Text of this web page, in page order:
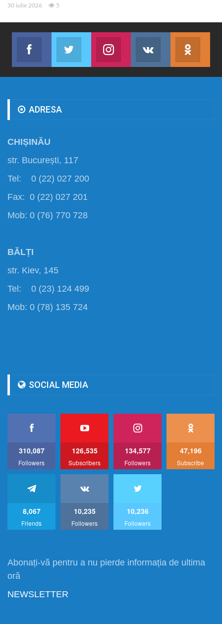
30 iulie 2026 5
Facebook
Abonează-te
Twitter
Join us on TwitterJoin us on Instagram
Abonează-te
ADRESA
CHIȘINĂU
str. București, 117
Tel: 0 (22) 027 200
Fax: 0 (22) 027 201
Mob: 0 (76) 770 728
BĂLȚI
str. Kiev, 145
Tel: 0 (23) 124 499
Mob: 0 (78) 135 724
SOCIAL MEDIA
310,087
Followers
126,535
Subscribers
134,577
Followers
47,196
Subscribe
8,067
Friends
10,235
Followers
10,236
Followers
Abonați-vă pentru a nu pierde informația de ultima
oră
NEWSLETTER